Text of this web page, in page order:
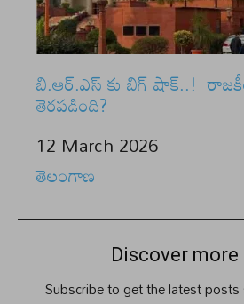
బి.ఆర్.ఎస్ కు బిగ్ షాక్..!
తెరపడింది?
Date
12 March 2026
In relation to
తెలంగాణ
Discover
Subscribe to get the latest